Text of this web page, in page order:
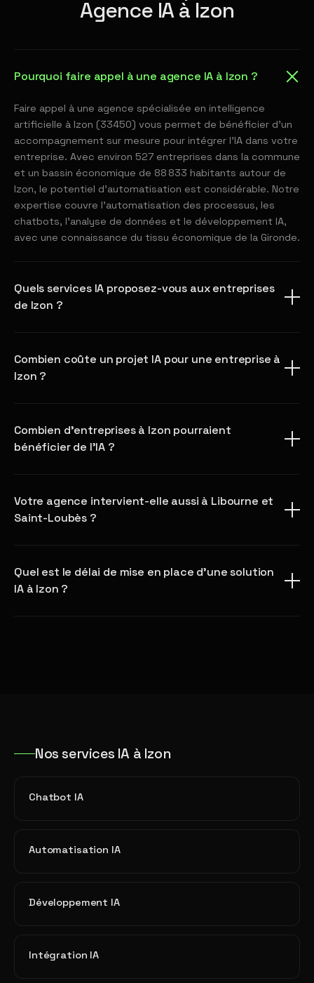
Agence IA à Izon
Pourquoi faire appel à une agence IA à Izon ?
Faire appel à une agence spécialisée en intelligence
artificielle à Izon (33450) vous permet de bénéficier d'un
accompagnement sur mesure pour intégrer l'IA dans votre
entreprise. Avec environ 527 entreprises dans la commune
et un bassin économique de 88 833 habitants autour de
Izon, le potentiel d'automatisation est considérable. Notre
expertise couvre l'automatisation des processus, les
chatbots, l'analyse de données et le développement IA,
avec une connaissance du tissu économique de la Gironde.
Quels services IA proposez-vous aux entreprises
de Izon ?
Combien coûte un projet IA pour une entreprise à
Izon ?
Combien d'entreprises à Izon pourraient
bénéficier de l'IA ?
Votre agence intervient-elle aussi à Libourne et
Saint-Loubès ?
Quel est le délai de mise en place d'une solution
IA à Izon ?
Nos services IA à Izon
Chatbot IA
Automatisation IA
Développement IA
Intégration IA